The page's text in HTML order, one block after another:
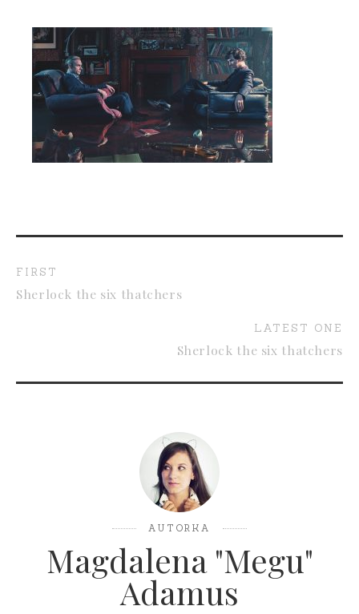
FIRST
Sherlock the six thatchers
LATEST ONE
Sherlock the six thatchers
AUTORKA
Magdalena "Megu"
Adamus